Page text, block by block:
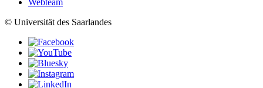
Webteam
© Universität des Saarlandes